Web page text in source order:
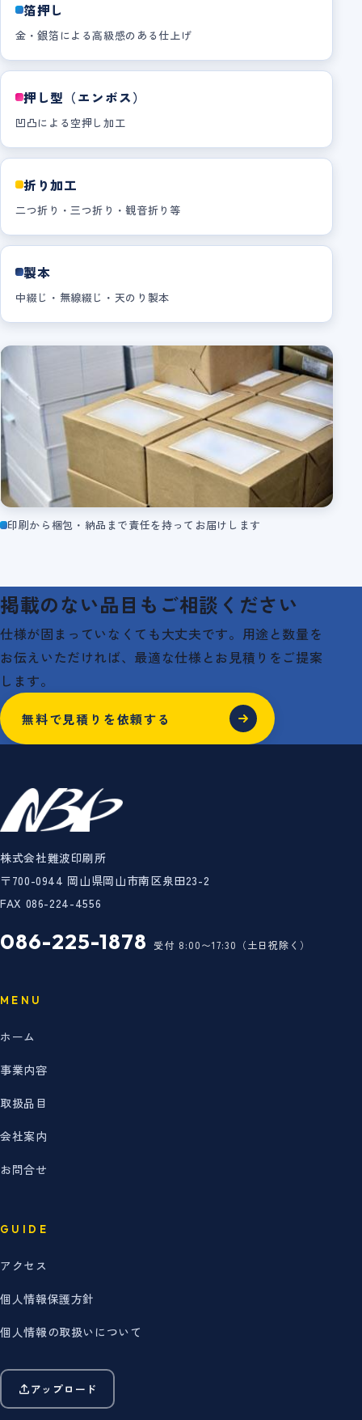
箔押し
金・銀箔による高級感のある仕上げ
押し型（エンボス）
凹凸による空押し加工
折り加工
二つ折り・三つ折り・観音折り等
製本
中綴じ・無線綴じ・天のり製本
印刷から梱包・納品まで責任を持ってお届けします
掲載のない品目もご相談ください
仕様が固まっていなくても大丈夫です。用途と数量を
お伝えいただければ、最適な仕様とお見積りをご提案
します。
無料で見積りを依頼する
株式会社難波印刷所
〒700-0944 岡山県岡山市南区泉田23-2
FAX 086-224-4556
086-225-1878 受付 8:00〜17:30（土日祝除く）
MENU
ホーム
事業内容
取扱品目
会社案内
お問合せ
GUIDE
アクセス
個人情報保護方針
個人情報の取扱いについて
アップロード